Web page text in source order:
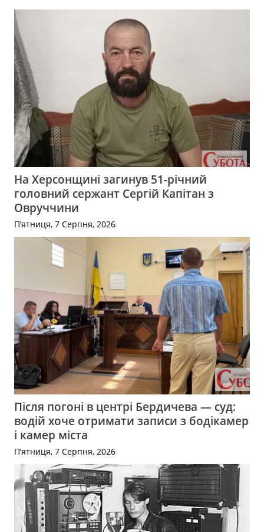
На Херсонщині загинув 51-річний
головний сержант Сергій Капітан з
Овруччини
П’ятниця, 7 Серпня, 2026
Після погоні в центрі Бердичева — суд:
водій хоче отримати записи з бодікамер
і камер міста
П’ятниця, 7 Серпня, 2026